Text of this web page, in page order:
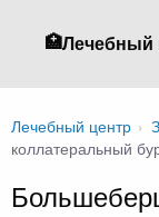
🏥Лечебный
Лечебный центр ›
коллатеральный